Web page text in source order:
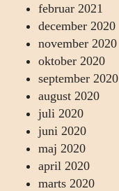
februar 2021
december 2020
november 2020
oktober 2020
september 2020
august 2020
juli 2020
juni 2020
maj 2020
april 2020
marts 2020